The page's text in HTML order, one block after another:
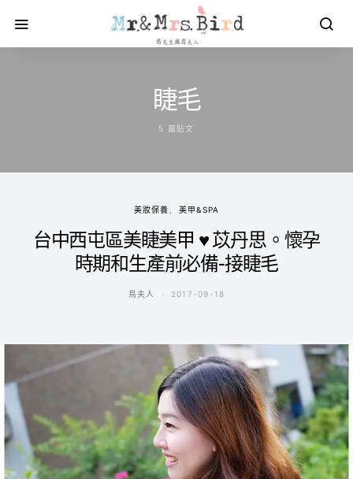
睫毛
5 篇貼文
美妝保養 美甲&SPA
台中西屯區美睫美甲 ♥ 苡丹思。懷孕
時期和生產前必備-接睫毛
鳥夫人 2017-09-18